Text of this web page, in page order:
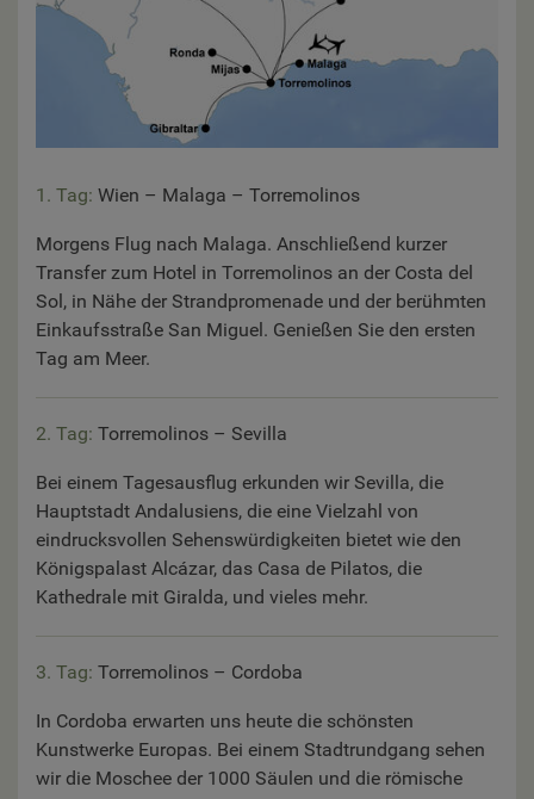
1. Tag: Wien – Malaga – Torremolinos
Morgens Flug nach Malaga. Anschließend kurzer
Transfer zum Hotel in Torremolinos an der Costa del
Sol, in Nähe der Strandpromenade und der berühmten
Einkaufsstraße San Miguel. Genießen Sie den ersten
Tag am Meer.
2. Tag: Torremolinos – Sevilla
Bei einem Tagesausflug erkunden wir Sevilla, die
Hauptstadt Andalusiens, die eine Vielzahl von
eindrucksvollen Sehenswürdigkeiten bietet wie den
Königspalast Alcázar, das Casa de Pilatos, die
Kathedrale mit Giralda, und vieles mehr.
3. Tag: Torremolinos – Cordoba
In Cordoba erwarten uns heute die schönsten
Kunstwerke Europas. Bei einem Stadtrundgang sehen
wir die Moschee der 1000 Säulen und die römische